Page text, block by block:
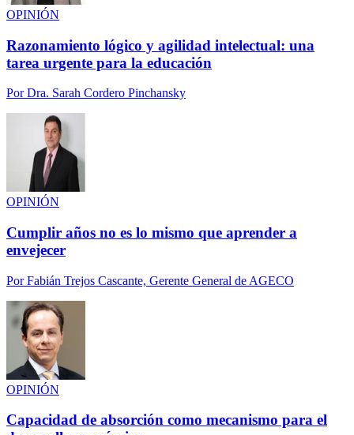
OPINIÓN
Razonamiento lógico y agilidad intelectual: una
tarea urgente para la educación
PorDra. Sarah Cordero Pinchansky
OPINIÓN
Cumplir años no es lo mismo que aprender a
envejecer
PorFabián Trejos Cascante, Gerente General de AGECO
OPINIÓN
Capacidad de absorción como mecanismo para el